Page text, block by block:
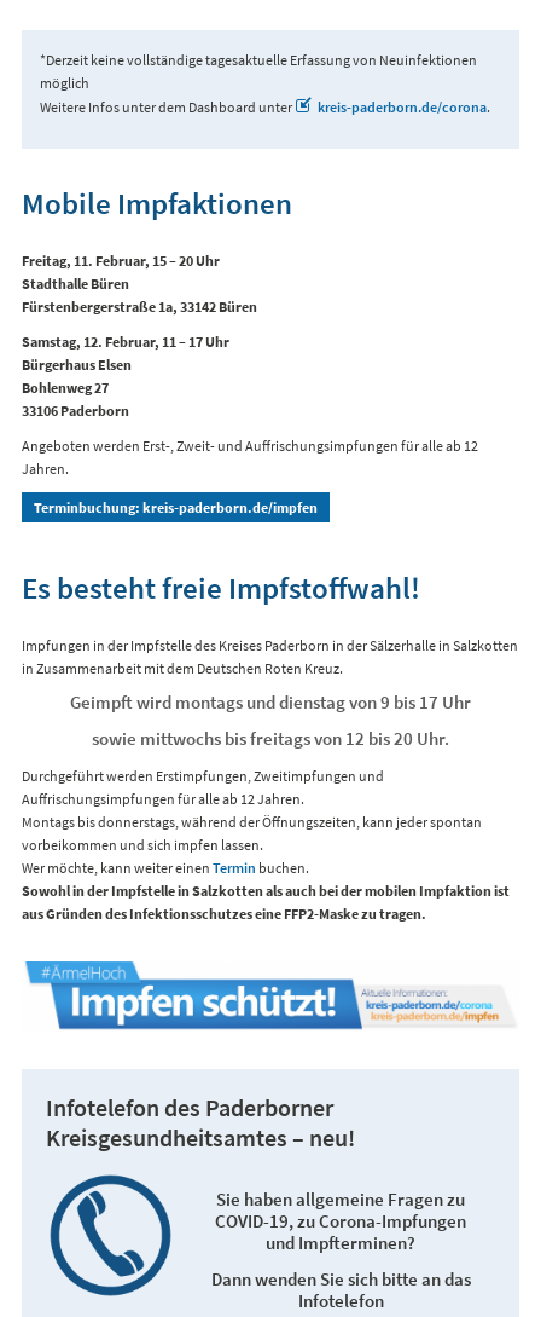
*Derzeit keine vollständige tagesaktuelle Erfassung von Neuinfektionen
möglich
Weitere Infos unter dem Dashboard unter
kreis-paderborn.de/corona.
Mobile Impfaktionen
Freitag, 11. Februar, 15 – 20 Uhr
Stadthalle Büren
Fürstenbergerstraße 1a, 33142 Büren
Samstag, 12. Februar, 11 – 17 Uhr
Bürgerhaus Elsen
Bohlenweg 27
33106 Paderborn
Angeboten werden Erst-, Zweit- und Auffrischungsimpfungen für alle ab 12
Jahren.
Terminbuchung: kreis-paderborn.de/impfen
Es besteht freie Impfstoffwahl!
Impfungen in der Impfstelle des Kreises Paderborn in der Sälzerhalle in Salzkotten
in Zusammenarbeit mit dem Deutschen Roten Kreuz.
Geimpft wird montags und dienstag von 9 bis 17 Uhr
sowie mittwochs bis freitags von 12 bis 20 Uhr.
Durchgeführt werden Erstimpfungen, Zweitimpfungen und
Auffrischungsimpfungen für alle ab 12 Jahren.
Montags bis donnerstags, während der Öffnungszeiten, kann jeder spontan
vorbeikommen und sich impfen lassen.
Wer möchte, kann weiter einen Termin buchen.
Sowohl in der Impfstelle in Salzkotten als auch bei der mobilen Impfaktion ist
aus Gründen des Infektionsschutzes eine FFP2-Maske zu tragen.
Infotelefon des Paderborner
Kreisgesundheitsamtes – neu!
Sie haben allgemeine Fragen zu
COVID-19, zu Corona-Impfungen
und Impfterminen?
Dann wenden Sie sich bitte an das
Infotelefon